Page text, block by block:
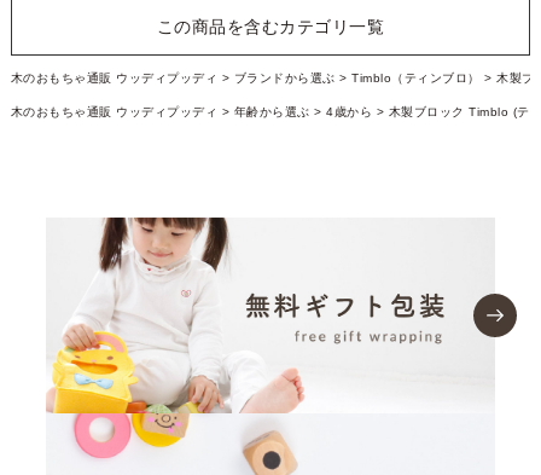
この商品を含むカテゴリ一覧
木のおもちゃ通販 ウッディプッディ ブランドから選ぶ Timblo（ティンブロ） 木製ブ
木のおもちゃ通販 ウッディプッディ 年齢から選ぶ 4歳から 木製ブロック Timblo (テ